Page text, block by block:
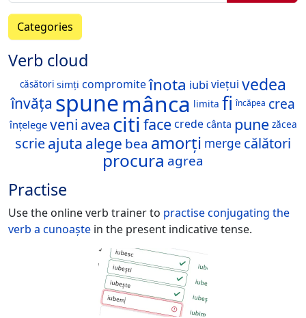
Categories
Verb cloud
căsători simți compromiteînota iubi viețui vedea
învăța spunemânca limita fi încăpea crea
înțelege veni avea citi face crede cânta pune zăcea
scrieajuta alege bea amorți merge călători
procura agrea
Practise
Use the online verb trainer to practise conjugating the
verb a cunoaște in the present indicative tense.